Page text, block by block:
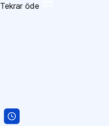
Tekrar öde